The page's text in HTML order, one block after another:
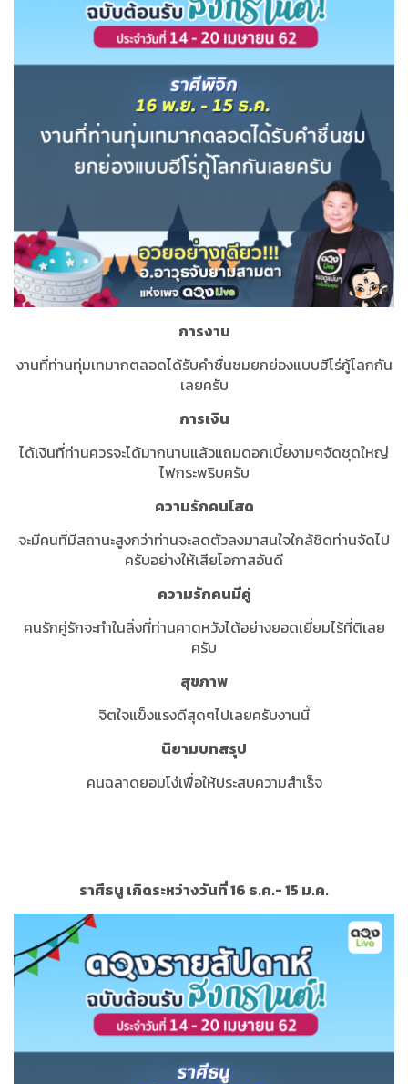
การงาน
งานที่ท่านทุ่มเทมากตลอดได้รับคำชื่นชมยกย่องแบบฮีโร่กู้โลกกัน
เลยครับ
การเงิน
ได้เงินที่ท่านควรจะได้มากนานแล้วแถมดอกเบี้ยงามๆจัดชุดใหญ่
ไฟกระพริบครับ
ความรักคนโสด
จะมีคนที่มีสถานะสูงกว่าท่านจะลดตัวลงมาสนใจใกล้ชิดท่านจัดไป
ครับอย่างให้เสียโอกาสอันดี
ความรักคนมีคู่
คนรักคู่รักจะทำในสิ่งที่ท่านคาดหวังได้อย่างยอดเยี่ยมไร้ที่ติเลย
ครับ
สุขภาพ
จิตใจแข็งแรงดีสุดๆไปเลยครับงานนี้
นิยามบทสรุป
คนฉลาดยอมโง่เพื่อให้ประสบความสำเร็จ
ราศีธนู เกิดระหว่างวันที่ 16 ธ.ค.- 15 ม.ค.